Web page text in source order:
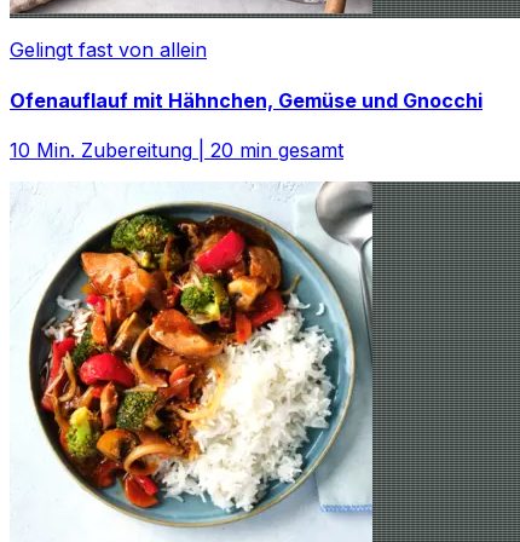
Gelingt fast von allein
Ofenauflauf mit Hähnchen, Gemüse und Gnocchi
10 Min. Zubereitung 20 min gesamt